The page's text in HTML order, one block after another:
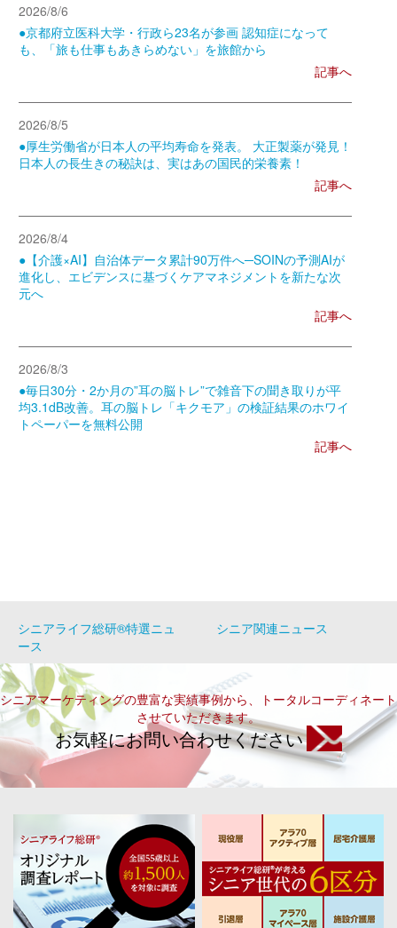
2026/8/6
●京都府立医科大学・行政ら23名が参画 認知症になって
も、「旅も仕事もあきらめない」を旅館から
記事へ
2026/8/5
●厚生労働省が日本人の平均寿命を発表。 大正製薬が発見！
日本人の長生きの秘訣は、実はあの国民的栄養素！
記事へ
2026/8/4
●【介護×AI】自治体データ累計90万件へ─SOINの予測AIが
進化し、エビデンスに基づくケアマネジメントを新たな次
元へ
記事へ
2026/8/3
●毎日30分・2か月の”耳の脳トレ”で雑音下の聞き取りが平
均3.1dB改善。耳の脳トレ「キクモア」の検証結果のホワイ
トペーパーを無料公開
記事へ
シニアライフ総研®特選ニュ
ース
シニア関連ニュース
シニアマーケティングの豊富な実績事例から、トータルコーディネート
させていただきます。
お気軽にお問い合わせください